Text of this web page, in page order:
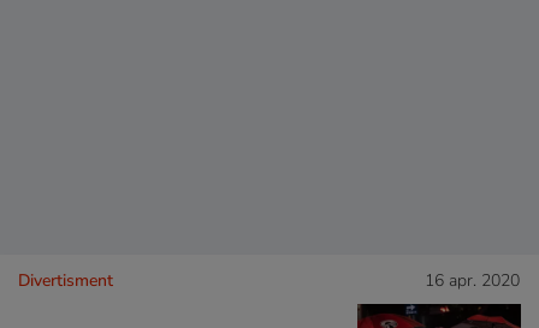
Divertisment 16 apr. 2020